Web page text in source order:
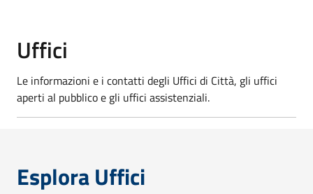
Uffici
Le informazioni e i contatti degli Uffici di Città, gli uffici
aperti al pubblico e gli uffici assistenziali.
Esplora Uffici